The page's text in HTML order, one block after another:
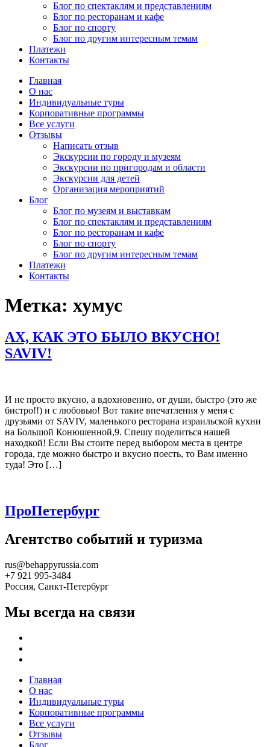
Блог по спектаклям и представлениям
Блог по ресторанам и кафе
Блог по спорту
Блог по другим интересным темам
Платежи
Контакты
Главная
О нас
Индивидуальные туры
Корпоративные программы
Все услуги
Отзывы
Написать отзыв
Экскурсии по городу и музеям
Экскурсии по пригородам и области
Экскурсии для детей
Организация мероприятий
Блог
Блог по музеям и выставкам
Блог по спектаклям и представлениям
Блог по ресторанам и кафе
Блог по спорту
Блог по другим интересным темам
Платежи
Контакты
Метка: хумус
АХ, КАК ЭТО БЫЛО ВКУСНО!
SAVIV!
И не просто вкусно, а вдохновенно, от души, быстро (это же
бистро!!) и с любовью! Вот такие впечатления у меня с
друзьями от SAVIV, маленького ресторана израильской кухни
на Большой Конюшенной,9. Спешу поделиться нашей
находкой! Если Вы стоите перед выбором места в центре
города, где можно быстро и вкусно поесть, то Вам именно
туда! Это […]
ПроПетербург
Агентство событий и туризма
rus@behappyrussia.com
+7 921 995-3484
Россия, Санкт-Петербург
Мы всегда на связи
Главная
О нас
Индивидуальные туры
Корпоративные программы
Все услуги
Отзывы
Блог